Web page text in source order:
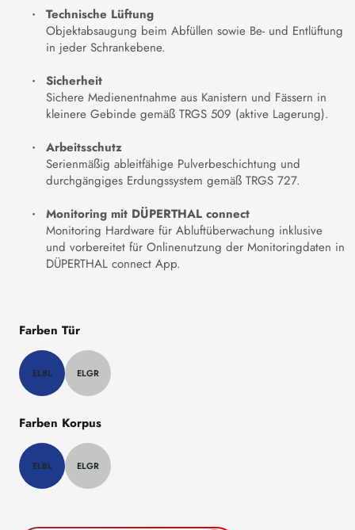
Technische Lüftung
Objektabsaugung beim Abfüllen sowie Be- und Entlüftung
in jeder Schrankebene.
Sicherheit
Sichere Medienentnahme aus Kanistern und Fässern in
kleinere Gebinde gemäß TRGS 509 (aktive Lagerung).
Arbeitsschutz
Serienmäßig ableitfähige Pulverbeschichtung und
durchgängiges Erdungssystem gemäß TRGS 727.
Monitoring mit DÜPERTHAL connect
Monitoring Hardware für Abluftüberwachung inklusive
und vorbereitet für Onlinenutzung der Monitoringdaten in
DÜPERTHAL connect App.
Farben Tür
ELBL ELGR
Farben Korpus
ELBL ELGR